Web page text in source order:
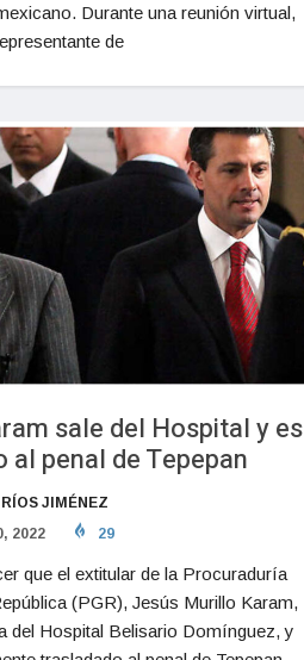
Durante una reunión virtual,
de
sale del Hospital y es
al penal de Tepepan
JIMÉNEZ
2022
29
que el extitular de la Procuraduría
(PGR), Jesús Murillo Karam,
del Hospital Belisario Domínguez, y